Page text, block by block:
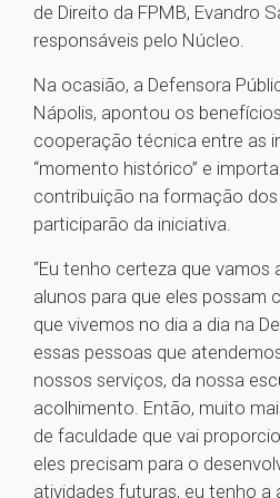
de Direito da FPMB, Evandro
responsáveis pelo Núcleo.
Na ocasião, a Defensora
Nápolis, apontou os
cooperação técnica entre as
“momento histórico” e
contribuição na formação
participarão da iniciativa.
“Eu tenho certeza que vamos
alunos para que eles possam
que vivemos no dia a dia na
essas pessoas que
nossos serviços, da nossa
acolhimento. Então, muito
de faculdade que vai
eles precisam para o
atividades futuras, eu tenho a